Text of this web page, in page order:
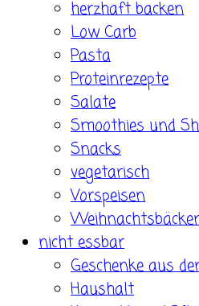
herzhaft backen
Low Carb
Pasta
Proteinrezepte
Salate
Smoothies und
Snacks
vegetarisch
Vorspeisen
nicht essbar
Geschenke aus
Haushalt